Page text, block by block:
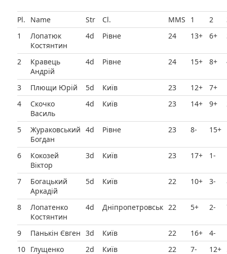
Pl. Name Str Cl. MMS 1 2
1
Лопатюк
Костянтин
4d Рівне 24 13+ 6+
2
Кравець
Андрій
4d Рівне 24 15+ 8+
3 Плющи Юрій 5d Київ 23 12+ 7+
4
Скочко
Василь
4d Київ 23 14+ 9+
5
Жураковський
Богдан
4d Рівне 23 8- 15+
6
Кокозей
Віктор
3d Київ 23 17+ 1-
7
Богацький
Аркадій
5d Київ 22 10+ 3-
8
Лопатенко
Костянтин
4d Дніпропетровськ 22 5+ 2-
9 Панькін Євген 3d Київ 22 16+ 4-
10 Глущенко
2d Київ 22 7- 12+